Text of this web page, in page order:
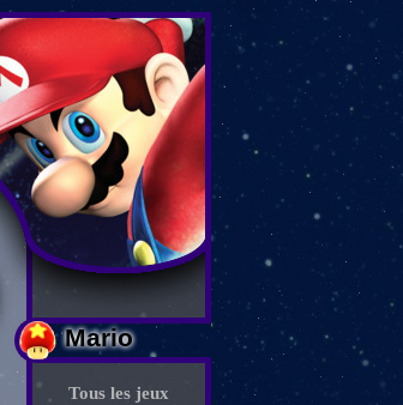
Mario
Tous les jeux